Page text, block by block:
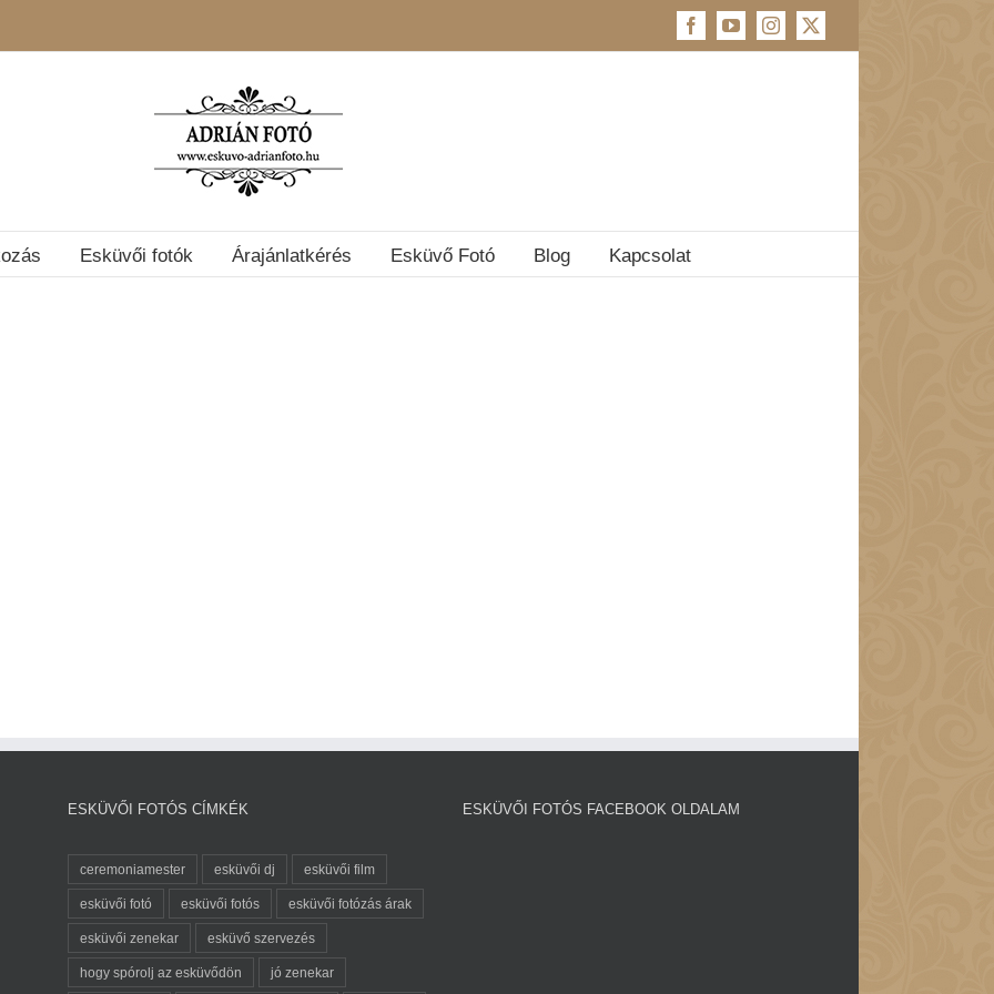
FacebookYouTubeInstagram
X
Esküvői fotók Árajánlatkérés Esküvő Fotó Blog Kapcsolat
ESKÜVŐI FOTÓS CÍMKÉK
ceremoniamester esküvői dj esküvői film
esküvői fotó esküvői fotós esküvői fotózás árak
esküvői zenekar esküvő szervezés
hogy spórolj az esküvődön jó zenekar
ESKÜVŐI FOTÓS FACEBOOK OLDALAM